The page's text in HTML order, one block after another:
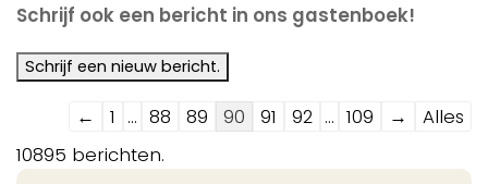
Schrijf ook een bericht in ons gastenboek!
Navigatie
door
de
← 1 ... 88 89 90 91 92 ... 109 →
Alles
10895 berichten.